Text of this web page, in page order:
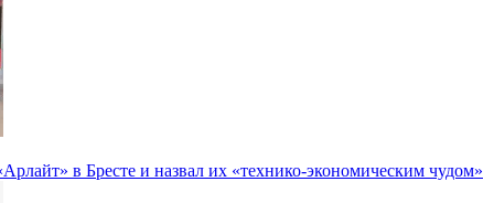
в Бресте и назвал их «технико-экономическим чудом»